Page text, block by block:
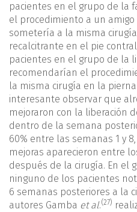
pacientes en el grupo de la
el procedimiento a un amigo
sometería a la misma
recalcitrante en el pie
pacientes en el grupo de la
recomendarían el
la misma cirugía en la
interesante observar que
mejoraron con la liberación
dentro de la semana
60% entre las semanas 1 y
mejoras aparecieron entre
después de la cirugía. En el
ninguno de los pacientes
6 semanas posteriores a la
autores Gamba et al.(27)